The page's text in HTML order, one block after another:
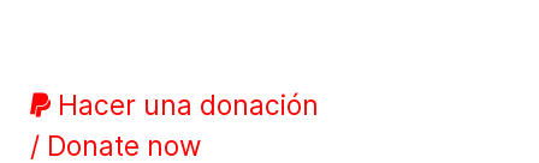
Hacer una donación
/ Donate now